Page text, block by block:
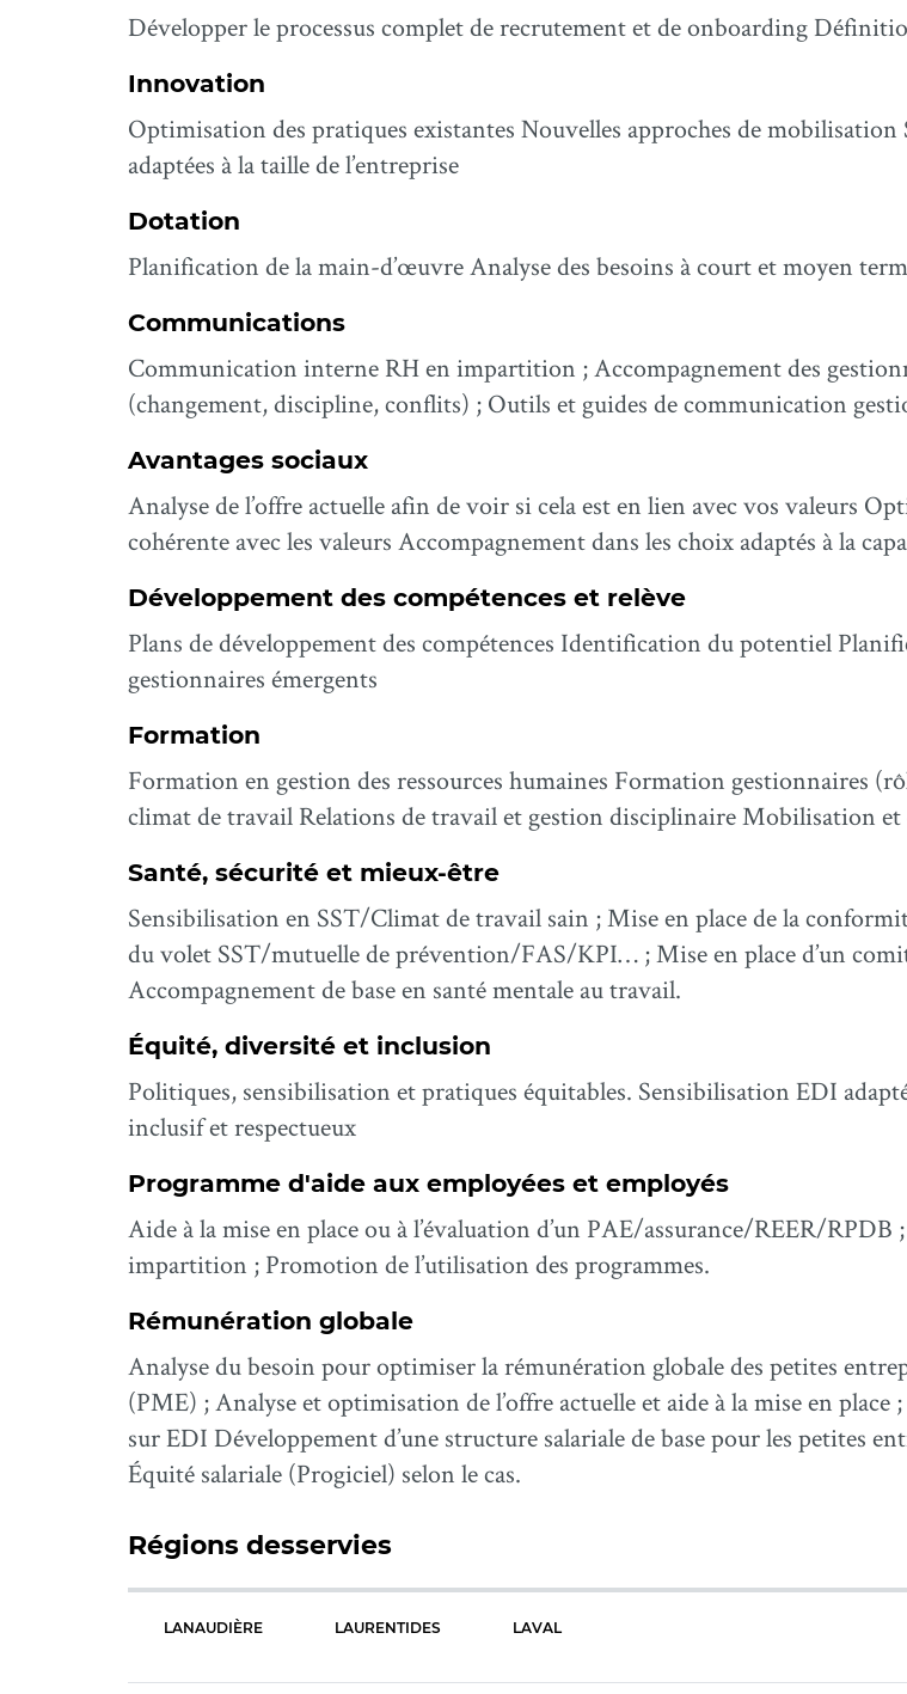
Développer le processus complet de recrutement et de onboarding
Innovation
Optimisation des pratiques existantes Nouvelles approches de
adaptées à la taille de l’entreprise
Dotation
Planification de la main-d’œuvre Analyse des besoins à court et moyen
Communications
Communication interne RH en impartition ; Accompagnement des
(changement, discipline, conflits) ; Outils et guides de communication
Avantages sociaux
Analyse de l’offre actuelle afin de voir si cela est en lien avec vos valeurs
cohérente avec les valeurs Accompagnement dans les choix adaptés à la
Développement des compétences et relève
Plans de développement des compétences Identification du potentiel
gestionnaires émergents
Formation
Formation en gestion des ressources humaines Formation gestionnaires
climat de travail Relations de travail et gestion disciplinaire Mobilisation et
Santé, sécurité et mieux-être
Sensibilisation en SST/Climat de travail sain ; Mise en place de la
du volet SST/mutuelle de prévention/FAS/KPI… ; Mise en place d’un
Accompagnement de base en santé mentale au travail.
Équité, diversité et inclusion
Politiques, sensibilisation et pratiques équitables. Sensibilisation EDI
inclusif et respectueux
Programme d'aide aux employées et employés
Aide à la mise en place ou à l’évaluation d’un PAE/assurance/REER/
impartition ; Promotion de l’utilisation des programmes.
Rémunération globale
Analyse du besoin pour optimiser la rémunération globale des petites
(PME) ; Analyse et optimisation de l’offre actuelle et aide à la mise en
sur EDI Développement d’une structure salariale de base pour les petites
Équité salariale (Progiciel) selon le cas.
Régions desservies
LANAUDIÈRE LAURENTIDES LAVAL